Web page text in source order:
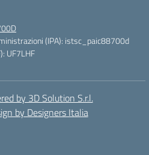
(IPA): istsc_paic88700d
UF7LHF
by 3D Solution S.r.l.
by Designers Italia